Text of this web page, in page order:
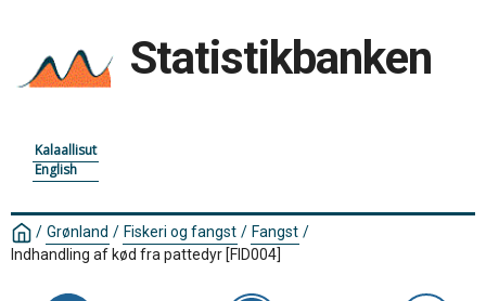
Statistikbanken
Kalaallisut
English
/ Grønland / Fiskeri og fangst / Fangst /
Indhandling af kød fra pattedyr [FID004]